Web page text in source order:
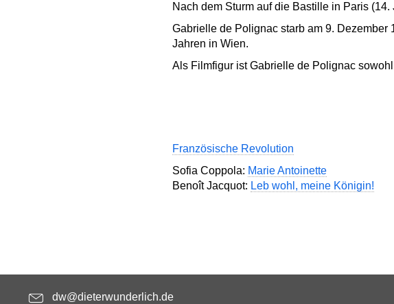
Nach dem Sturm auf die Bastille in Paris
Gabrielle de Polignac starb am 9. Dezember
Jahren in Wien.
Als Filmfigur ist Gabrielle de Polignac
Französische Revolution
Sofia Coppola: Marie Antoinette
Benoît Jacquot: Leb wohl, meine Königin!
dw@dieterwunderlich.de